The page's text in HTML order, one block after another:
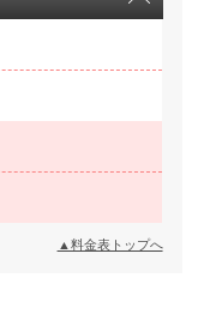
▲料金表トップへ